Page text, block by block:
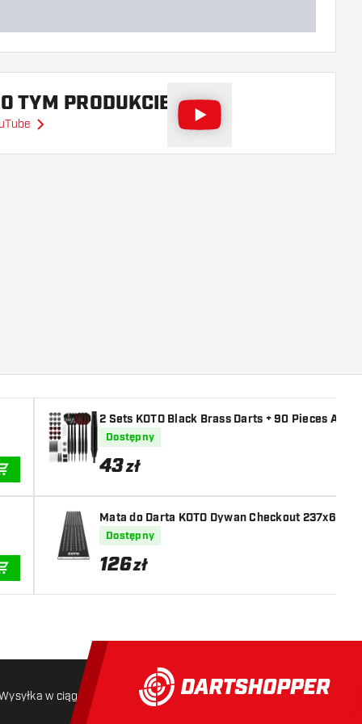
TYM PRODUKCIE
2 Sets KOTO Black Brass Darts + 90 Pieces
Dostępny
43zł
Mata do Darta KOTO Dywan Checkout 237x60cm
Dostępny
126zł
w ciągu 24 godzin Darmowa wysyłka od 250 złoty